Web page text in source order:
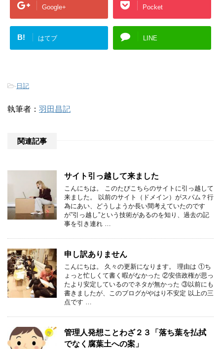
Google+ Pocket
B! はてブ LINE
- 日記
執筆者： 羽田昌記
関連記事
サイト引っ越して来ました
こんにちは。 このたびこちらのサイトに引っ越して
来ました。 以前のサイト（ドメイン）がスパム？行
為にあい、どうしようか長い間考えていたのです
が”引っ越し”という技術があるのを知り、過去の記
事を引き連れ …
申し訳ありません
こんにちは。 久々の更新になります。 理由は ①ち
ょっと忙しくて書く暇がなかった ②安倍政権が思っ
たより安定しているのでネタが無かった ③以前にも
書きましたが、このブログがやはり不安定 以上の三
点です …
管理人発想ことわざ２３「落ち葉を払拭
でなく腐葉土への案」